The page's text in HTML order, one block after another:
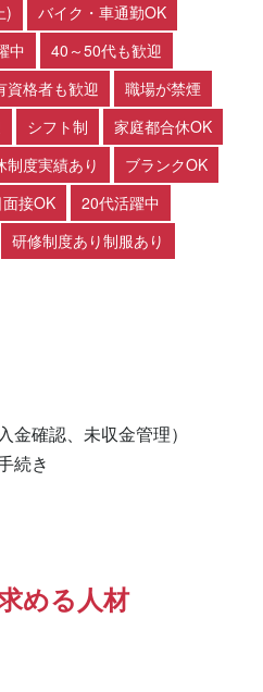
)
バイク・車通勤OK
中
40～50代も歓迎
資格者も歓迎
職場が禁煙
シフト制
家庭都合休OK
制度実績あり
ブランクOK
接OK
20代活躍中
研修制度あり制服あり
金確認、未収金管理）
続き
める人材